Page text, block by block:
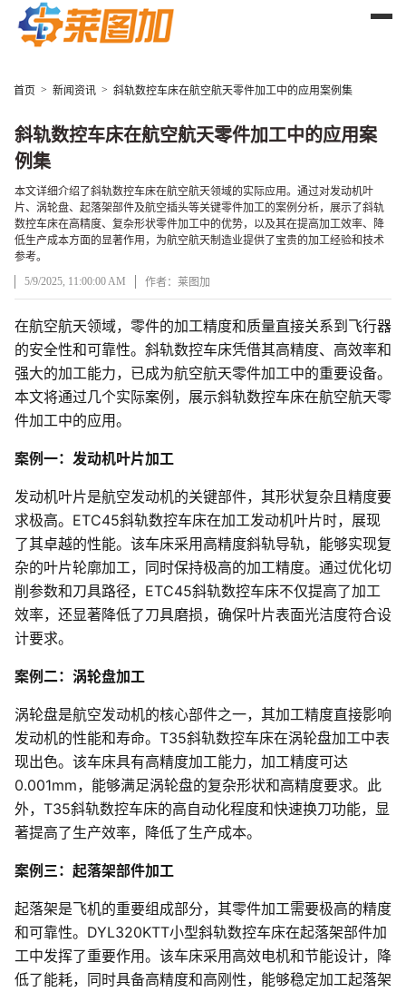
首页 > 新闻资讯 > 斜轨数控车床在航空航天零件加工中的应用案例集
斜轨数控车床在航空航天零件加工中的应用案
例集
本文详细介绍了斜轨数控车床在航空航天领域的实际应用。通过对发动机叶
片、涡轮盘、起落架部件及航空插头等关键零件加工的案例分析，展示了斜轨
数控车床在高精度、复杂形状零件加工中的优势，以及其在提高加工效率、降
低生产成本方面的显著作用，为航空航天制造业提供了宝贵的加工经验和技术
参考。
5/9/2025, 11:00:00 AM
作者：莱图加
文章正文
在航空航天领域，零件的加工精度和质量直接关系到飞行器
的安全性和可靠性。斜轨数控车床凭借其高精度、高效率和
强大的加工能力，已成为航空航天零件加工中的重要设备。
本文将通过几个实际案例，展示斜轨数控车床在航空航天零
件加工中的应用。
案例一：发动机叶片加工
发动机叶片是航空发动机的关键部件，其形状复杂且精度要
求极高。ETC45斜轨数控车床在加工发动机叶片时，展现
了其卓越的性能。该车床采用高精度斜轨导轨，能够实现复
杂的叶片轮廓加工，同时保持极高的加工精度。通过优化切
削参数和刀具路径，ETC45斜轨数控车床不仅提高了加工
效率，还显著降低了刀具磨损，确保叶片表面光洁度符合设
计要求。
案例二：涡轮盘加工
涡轮盘是航空发动机的核心部件之一，其加工精度直接影响
发动机的性能和寿命。T35斜轨数控车床在涡轮盘加工中表
现出色。该车床具有高精度加工能力，加工精度可达
0.001mm，能够满足涡轮盘的复杂形状和高精度要求。此
外，T35斜轨数控车床的高自动化程度和快速换刀功能，显
著提高了生产效率，降低了生产成本。
案例三：起落架部件加工
起落架是飞机的重要组成部分，其零件加工需要极高的精度
和可靠性。DYL320KTT小型斜轨数控车床在起落架部件加
工中发挥了重要作用。该车床采用高效电机和节能设计，降
低了能耗，同时具备高精度和高刚性，能够稳定加工起落架